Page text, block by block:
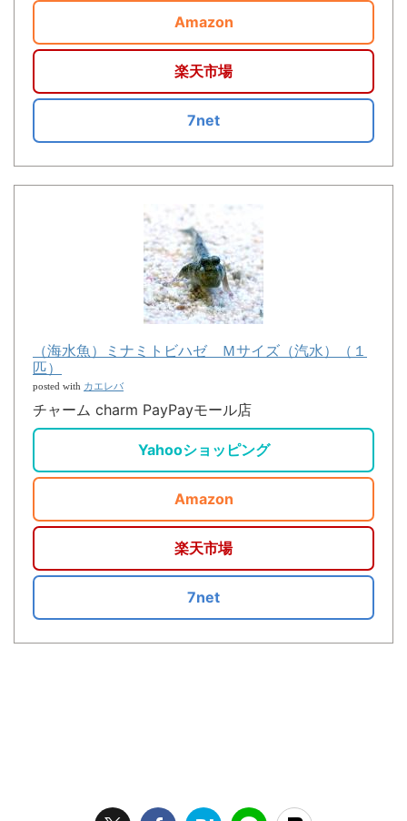
Amazon
楽天市場
7net
（海水魚）ミナミトビハゼ Ｍサイズ（汽水）（１
匹）
posted with カエレバ
チャーム charm PayPayモール店
Yahooショッピング
Amazon
楽天市場
7net